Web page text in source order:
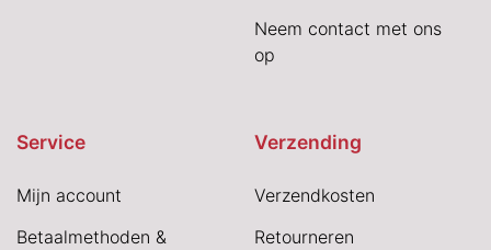
Neem contact met ons
op
Service
Mijn account
Betaalmethoden &
Verzending
Verzendkosten
Retourneren